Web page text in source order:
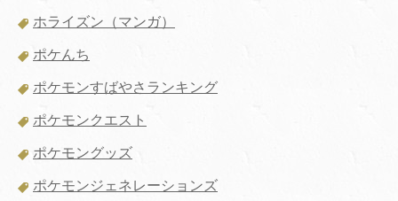
ホライズン（マンガ）
ポケんち
ポケモンすばやさランキング
ポケモンクエスト
ポケモングッズ
ポケモンジェネレーションズ